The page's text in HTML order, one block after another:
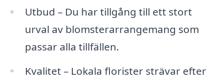
Utbud – Du har tillgång till ett stort
urval av blomsterarrangemang som
passar alla tillfällen.
Kvalitet – Lokala florister strävar efter